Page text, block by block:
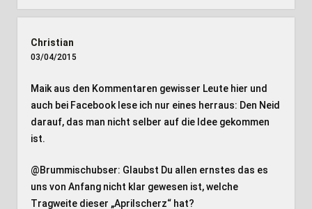
Christian
03/04/2015
Maik aus den Kommentaren gewisser Leute hier und
auch bei Facebook lese ich nur eines herraus: Den Neid
darauf, das man nicht selber auf die Idee gekommen
ist.
@Brummischubser: Glaubst Du allen ernstes das es
uns von Anfang nicht klar gewesen ist, welche
Tragweite dieser „Aprilscherz“ hat?